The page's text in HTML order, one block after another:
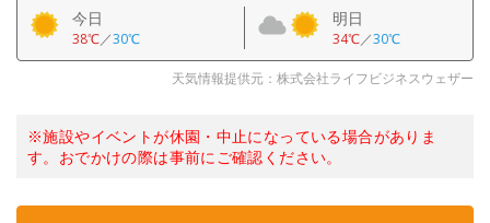
今日
38℃／30℃
明日
34℃／30℃
天気情報提供元：株式会社ライフビジネスウェザー
※施設やイベントが休園・中止になっている場合がありま
す。おでかけの際は事前にご確認ください。